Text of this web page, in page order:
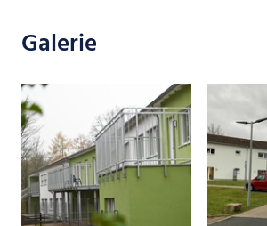
Galerie